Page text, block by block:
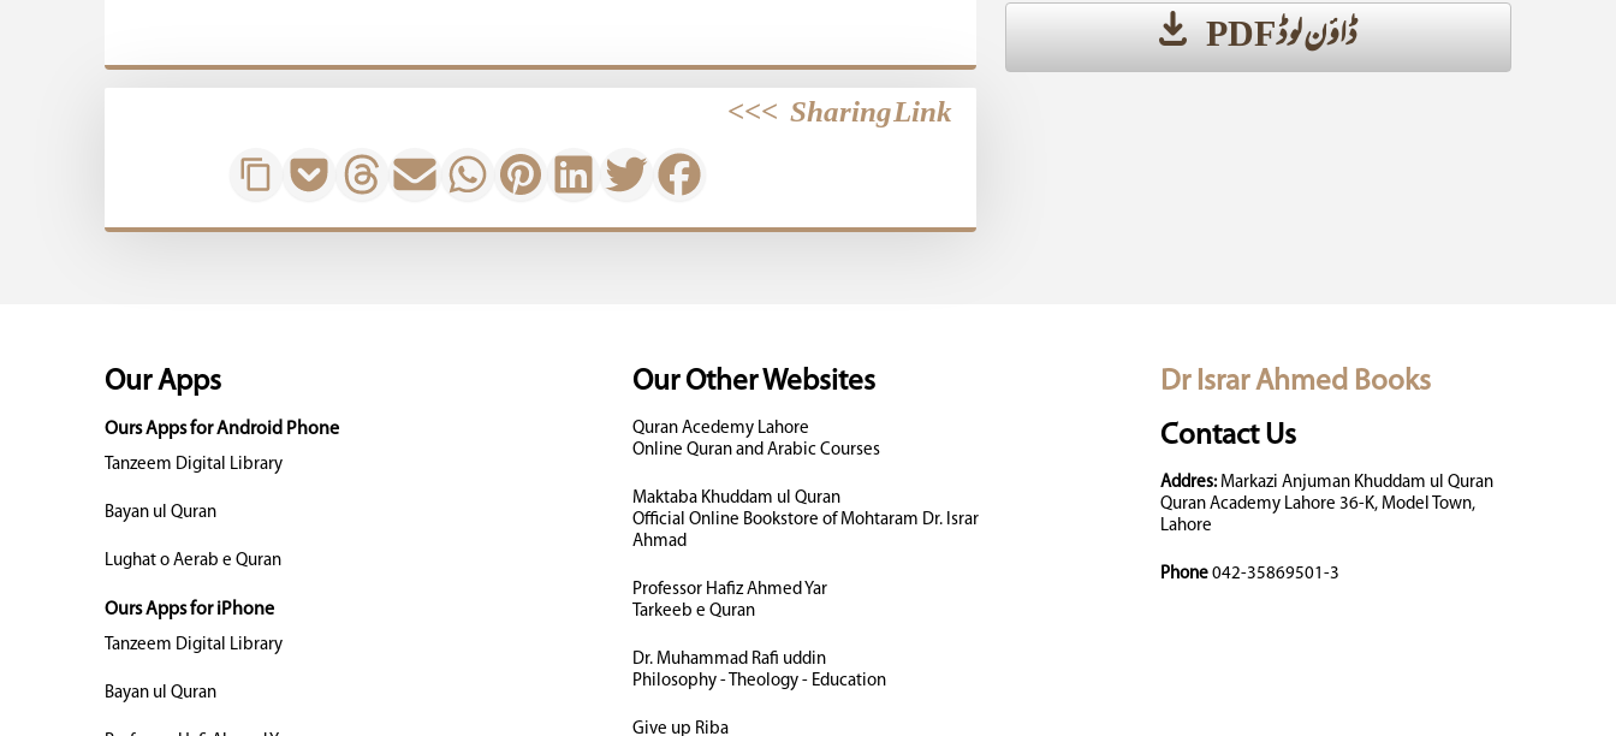
Sharing Link
>>>
ڈاؤن لوڈ PDF
Dr Israr Ahmed Books
Contact Us
Addres:Markazi Anjuman Khuddam ul Quran
Quran Academy Lahore 36-K, Model Town,
Lahore
Phone 042-35869501-3
Our Other Websites
Quran Acedemy Lahore
Online Quran and Arabic Courses
Maktaba Khuddam ul Quran
Official Online Bookstore of Mohtaram Dr. Israr
Ahmad
Professor Hafiz Ahmed Yar
Tarkeeb e Quran
Dr. Muhammad Rafi uddin
Philosophy - Theology - Education
Give up Riba
Our Apps
Ours Apps for Android Phone
Tanzeem Digital Library
Bayan ul Quran
Lughat o Aerab e Quran
Ours Apps for iPhone
Tanzeem Digital Library
Bayan ul Quran